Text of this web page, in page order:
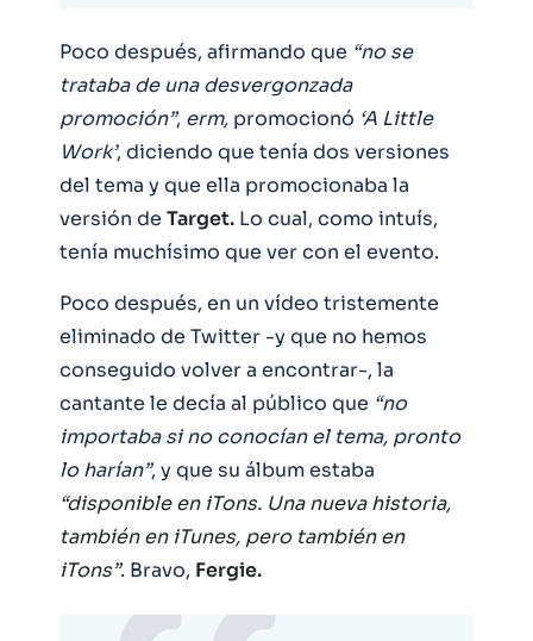
Poco después, afirmando que “no se
trataba de una desvergonzada
promoción”, erm, promocionó ‘A Little
Work’, diciendo que tenía dos versiones
del tema y que ella promocionaba la
versión de Target. Lo cual, como intuís,
tenía muchísimo que ver con el evento.
Poco después, en un vídeo tristemente
eliminado de Twitter -y que no hemos
conseguido volver a encontrar-, la
cantante le decía al público que “no
importaba si no conocían el tema, pronto
lo harían”, y que su álbum estaba
“disponible en iTons. Una nueva historia,
también en iTunes, pero también en
iTons”. Bravo, Fergie.